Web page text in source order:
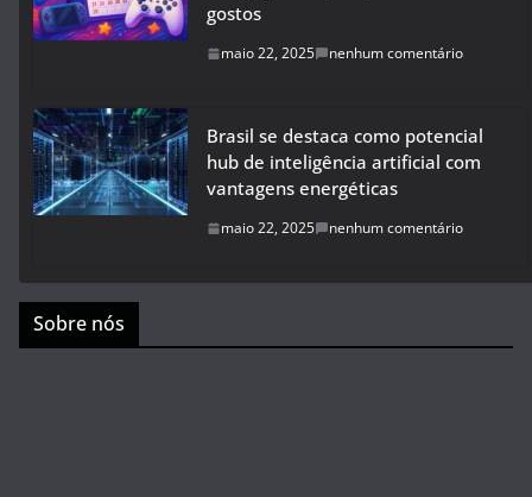
gostos
maio 22, 2025 nenhum comentário
Brasil se destaca como potencial
hub de inteligência artificial com
vantagens energéticas
maio 22, 2025 nenhum comentário
Sobre nós